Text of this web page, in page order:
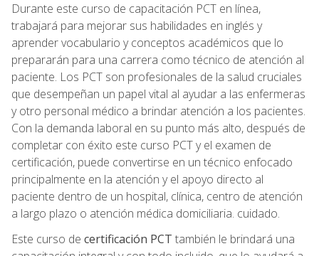
Durante este curso de capacitación PCT en línea,
trabajará para mejorar sus habilidades en inglés y
aprender vocabulario y conceptos académicos que lo
prepararán para una carrera como técnico de atención al
paciente. Los PCT son profesionales de la salud cruciales
que desempeñan un papel vital al ayudar a las enfermeras
y otro personal médico a brindar atención a los pacientes.
Con la demanda laboral en su punto más alto, después de
completar con éxito este curso PCT y el examen de
certificación, puede convertirse en un técnico enfocado
principalmente en la atención y el apoyo directo al
paciente dentro de un hospital, clínica, centro de atención
a largo plazo o atención médica domiciliaria. cuidado.
Este curso de certificación PCT también le brindará una